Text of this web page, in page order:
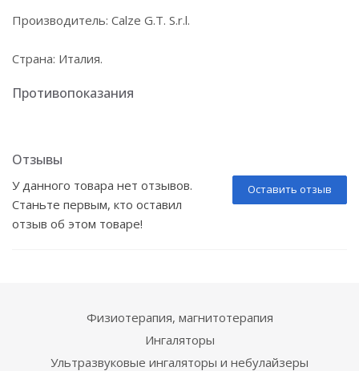
Производитель: Calze G.T. S.r.l.
Страна: Италия.
Противопоказания
Отзывы
Оставить отзыв
У данного товара нет отзывов.
Станьте первым, кто оставил
отзыв об этом товаре!
Физиотерапия, магнитотерапия
Ингаляторы
Ультразвуковые ингаляторы и небулайзеры